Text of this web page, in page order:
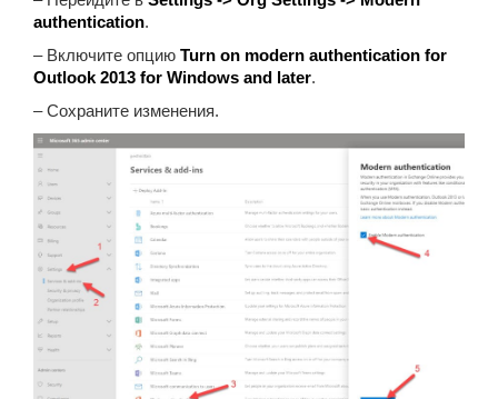
authentication.
– Включите опцию Turn on modern authentication for
Outlook 2013 for Windows and later.
– Сохраните изменения.